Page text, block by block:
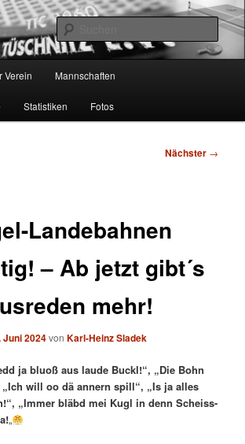
Tüschnitz e.V.
Verein Mannschaften
Statistiken Fotos
Nächster →
Landebahnen
– Ab jetzt gibt´s
mehr!
Juni 2024vonKarl-Heinz Sladek
ja bluoß aus laude Buckl!“, „Die Bohn
will oo dä annern spill“, „Is ja alles
„Immer bläbd mei Kugl in denn Scheiss-
„